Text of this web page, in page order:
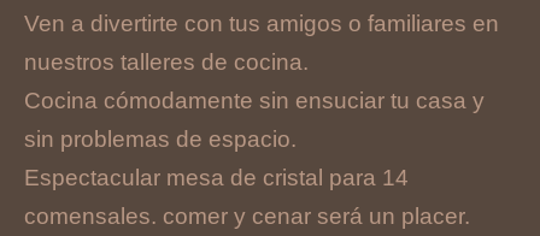
Ven a divertirte con tus amigos o familiares en
nuestros talleres de cocina.
Cocina cómodamente sin ensuciar tu casa y
sin problemas de espacio.
Espectacular mesa de cristal para 14
comensales. comer y cenar será un placer.